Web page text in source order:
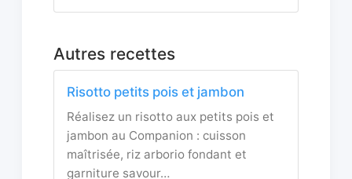
Autres recettes
Risotto petits pois et jambon
Réalisez un risotto aux petits pois et
jambon au Companion : cuisson
maîtrisée, riz arborio fondant et
garniture savour…